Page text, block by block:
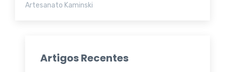
Artesanato Kaminski
Artigos Recentes